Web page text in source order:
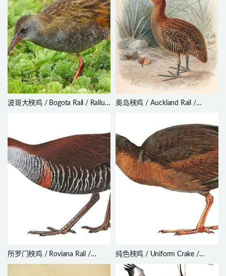
波哥大秧鸡 / Bogota Rail / Rallus
奥岛秧鸡 / Auckland Rail /
所罗门秧鸡 / Roviana Rail /
Hypotaenidia rovianae
纯色秧鸡 / Uniform Crake /
Amaurolimnas concolor